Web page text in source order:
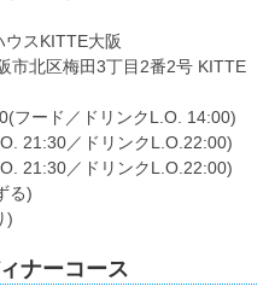
スKITTE大阪
北区梅田3丁目2番2号 KITTE
フード／ドリンクL.O. 14:00)
21:30／ドリンクL.O.22:00)
21:30／ドリンクL.O.22:00)
る)
)
ナーコース